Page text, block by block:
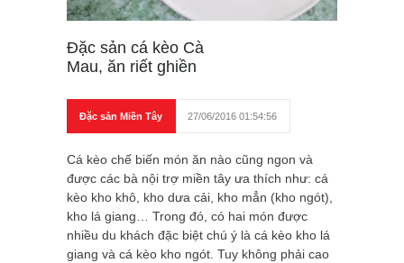
Đặc sản cá kèo Cà
Mau, ăn riết ghiền
Đặc sản Miền Tây 27/06/2016 01:54:56
Cá kèo chế biến món ăn nào cũng ngon và
được các bà nội trợ miền tây ưa thích như: cá
kèo kho khô, kho dưa cải, kho mẳn (kho ngót),
kho lá giang… Trong đó, có hai món được
nhiều du khách đặc biệt chú ý là cá kèo kho lá
giang và cá kèo kho ngót. Tuy không phải cao